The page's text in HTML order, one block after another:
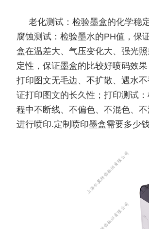
老化测试：检验墨盒的化学稳
腐蚀测试：检验墨水的PH值，保
盒在温差大、气压变化大、强光
定性，保证墨盒的比较好喷码效
打印图文无毛边、不扩散、遇水
证打印图文的长久性；打印测试
程中不断线、不偏色、不混色、
进行喷印.定制喷印墨盒需要多少